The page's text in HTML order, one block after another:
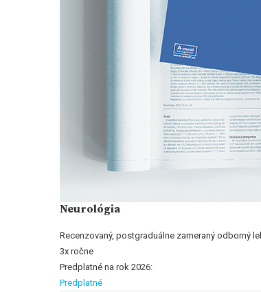
Neurológia
Recenzovaný, postgraduálne zameraný odborný
3x ročne
Predplatné na rok 2026:
Predplatné